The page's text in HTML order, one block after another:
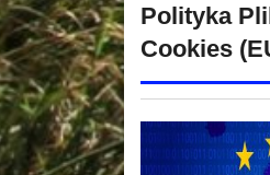
Polityka
Cookies